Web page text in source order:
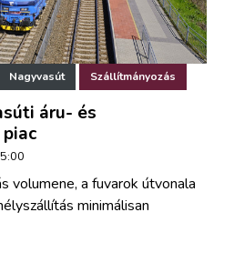
Nagyvasút Szállítmányozás
áru- és
volumene, a fuvarok útvonala
minimálisan